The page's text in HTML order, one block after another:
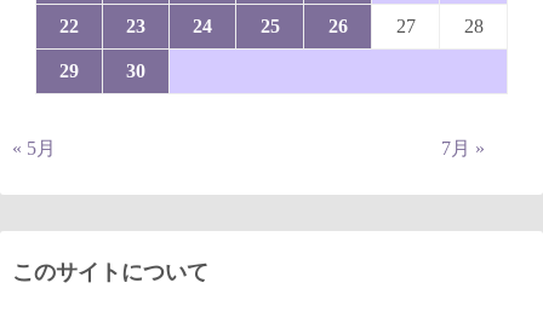
22 23 24 25 26 27 28
29 30
« 5月 7月 »
このサイトについて